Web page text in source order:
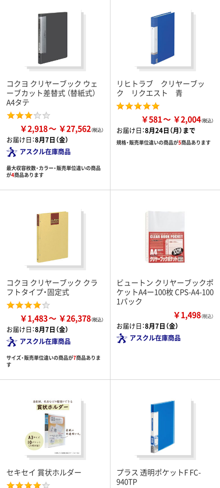
コクヨ クリヤーブック ウェ
ーブカット差替式 （替紙式）
A4タテ
￥2,918 ￥27,562
お届け日：8月7日（金）
アスクル在庫商品
最大収容枚数・カラー・販売単位違いの商品
が4商品あります
リヒトラブ クリヤーブッ
ク リクエスト 青
￥581 ￥2,004
お届け日：8月24日（月）まで
規格・販売単位違いの商品が5商品あります
コクヨ クリヤーブック クラ
フトタイプ・固定式
￥1,483 ￥26,378
お届け日：8月7日（金）
アスクル在庫商品
サイズ・販売単位違いの商品が7商品ありま
す
ビュートン クリヤーブックポ
ケットA4ー100枚 CPS-A4-100
1パック
￥1,498（税込）
お届け日：8月7日（金）
アスクル在庫商品
セキセイ 賞状ホルダー
プラス 透明ポケットF FC-
940TP